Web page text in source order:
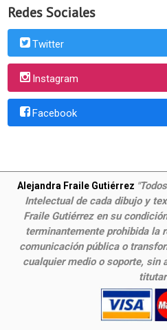
Redes Sociales
Twitter
Instagram
Facebook
Alejandra Fraile Gutiérrez "
Intelectual de cada dibujo y
Fraile Gutiérrez en su
terminantemente prohibida la
comunicación pública o
cualquier medio o soporte, sin